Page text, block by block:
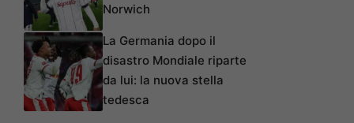
Norwich
La Germania dopo il
disastro Mondiale riparte
da lui: la nuova stella
tedesca